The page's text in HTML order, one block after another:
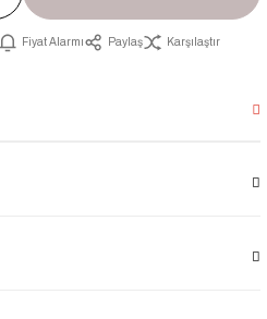
Fiyat Alarmı Paylaş Karşılaştır